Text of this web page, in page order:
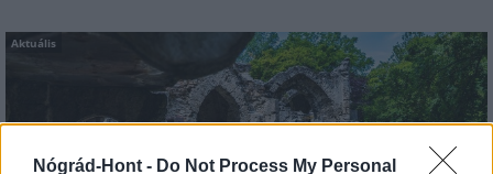
Nógrád-Hont - Do Not Process My Personal
Aktuális